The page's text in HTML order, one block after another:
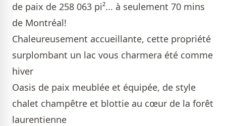
de paix de 258 063 pi²... à seulement 70 mins
de Montréal!
Chaleureusement accueillante, cette propriété
surplombant un lac vous charmera été comme
hiver
Oasis de paix meublée et équipée, de style
chalet champêtre et blottie au cœur de la forêt
laurentienne